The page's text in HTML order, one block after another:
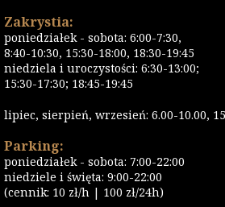
Zakrystia:
poniedziałek - sobota: 6:00-7:30,
8:40-10:30, 15:30-18:00, 18:30-19:45
niedziela i uroczystości: 6:30-13:00;
15:30-17:30; 18:45-19:45
lipiec, sierpień, wrzesień: 6.00-10.00,
Parking:
poniedziałek - sobota: 7:00-22:00
niedziele i święta: 9:00-22:00
(cennik: 10 zł/h | 100 zł/24h)